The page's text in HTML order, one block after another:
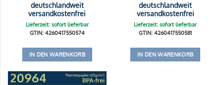
deutschlandweit
versandkostenfrei
Lieferzeit: sofort lieferbar
GTIN: 4260417550574
IN DEN WARENKORB
deutschlandweit
versandkostenfrei
Lieferzeit: sofort lieferbar
GTIN: 4260417550581
IN DEN WARENKORB